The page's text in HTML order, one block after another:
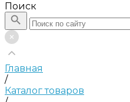
Поиск
Главная
/
Каталог товаров